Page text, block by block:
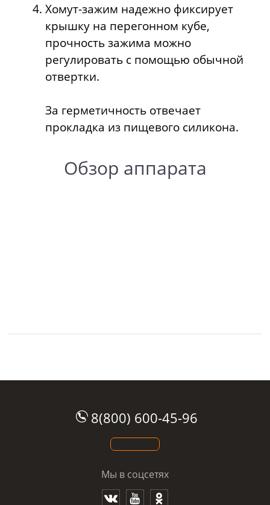
Хомут-зажим надежно фиксирует
крышку на перегонном кубе,
прочность зажима можно
регулировать с помощью обычной
отвертки.
За герметичность отвечает
прокладка из пищевого силикона.
Обзор аппарата
8(800) 600-45-96
Мы в соцсетях